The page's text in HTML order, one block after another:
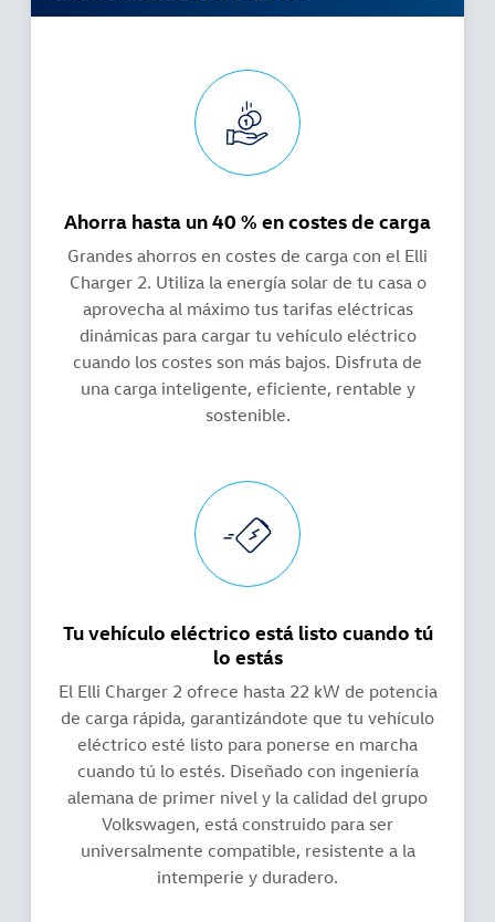
Ahorra hasta un 40 % en costes de carga
Grandes ahorros en costes de carga con el Elli
Charger 2. Utiliza la energía solar de tu casa o
aprovecha al máximo tus tarifas eléctricas
dinámicas para cargar tu vehículo eléctrico
cuando los costes son más bajos. Disfruta de
una carga inteligente, eficiente, rentable y
sostenible.
Tu vehículo eléctrico está listo cuando tú
lo estás
El Elli Charger 2 ofrece hasta 22 kW de potencia
de carga rápida, garantizándote que tu vehículo
eléctrico esté listo para ponerse en marcha
cuando tú lo estés. Diseñado con ingeniería
alemana de primer nivel y la calidad del grupo
Volkswagen, está construido para ser
universalmente compatible, resistente a la
intemperie y duradero.